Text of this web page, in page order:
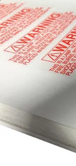
ใบ
เสนอ
ราคา
แผนผัง
เว็บไซต์